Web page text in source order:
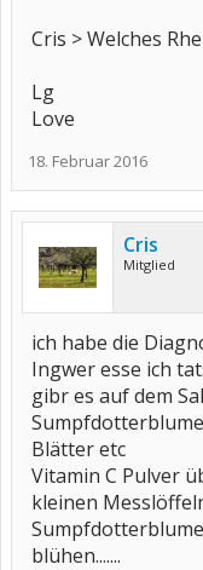
Cris > Welches
Lg
Love
18. Februar 2016
Cris
Mitglied
ich habe die
Ingwer esse ich
gibr es auf dem
Blätter etc
Vitamin C Pulver
kleinen
blühen.......